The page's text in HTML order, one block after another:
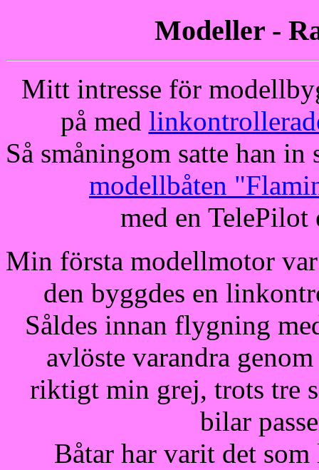
Modeller -
Mitt intresse för
på med
Så småningom satte han
modellbåten
med en
Min första modellmotor
den byggdes en
Såldes innan flygning
avlöste varandra
riktigt min grej, trots tre
bilar
Båtar har varit det